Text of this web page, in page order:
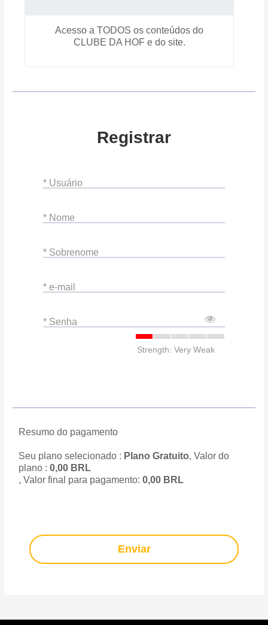
Acesso a TODOS os conteúdos do
CLUBE DA HOF e do site.
Registrar
* Usuário
* Nome
* Sobrenome
* e-mail
* Senha
Strength: Very Weak
Resumo do pagamento
Seu plano selecionado : Plano Gratuito, Valor do
plano :0,00 BRL
, Valor final para pagamento:0,00 BRL
Enviar